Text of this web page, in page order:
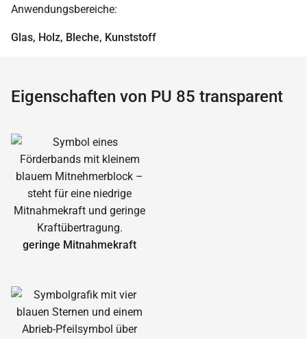
Anwendungsbereiche:
Glas, Holz, Bleche, Kunststoff
Eigenschaften von PU 85 transparent
geringe Mitnahmekraft